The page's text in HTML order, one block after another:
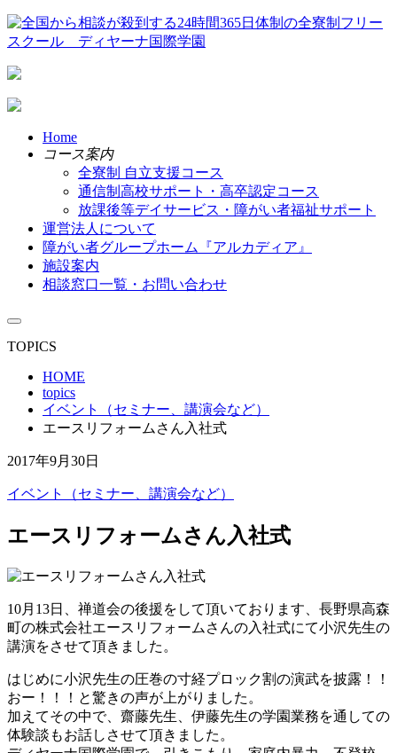
Home
コース案内
全寮制 自立支援コース
通信制高校サポート・高卒認定コース
放課後等デイサービス・障がい者福祉サポート
運営法人について
障がい者グループホーム『アルカディア』
施設案内
相談窓口一覧・お問い合わせ
TOPICS
HOME
topics
イベント（セミナー、講演会など）
エースリフォームさん入社式
2017年9月30日
イベント（セミナー、講演会など）
エースリフォームさん入社式
10月13日、禅道会の後援をして頂いております、長野県高森
町の株式会社エースリフォームさんの入社式にて小沢先生の
講演をさせて頂きました。
はじめに小沢先生の圧巻の寸経プロック割の演武を披露！！
おー！！！と驚きの声が上がりました。
加えてその中で、齋藤先生、伊藤先生の学園業務を通しての
体験談もお話しさせて頂きました。